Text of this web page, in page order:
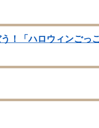
！「ハロウィンごっ